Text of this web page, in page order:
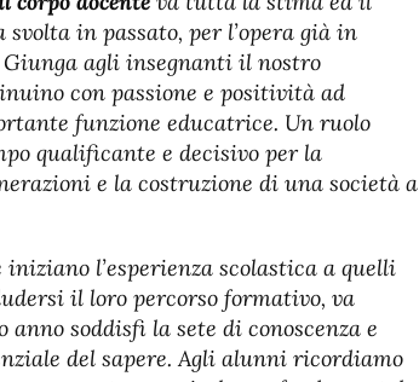
in passato, per l’opera già in
agli insegnanti il nostro
con passione e positività ad
funzione educatrice. Un ruolo
qualificante e decisivo per la
e la costruzione di una società a
iniziano l’esperienza scolastica a quelli
il loro percorso formativo, va
anno soddisfi la sete di conoscenza e
del sapere. Agli alunni ricordiamo